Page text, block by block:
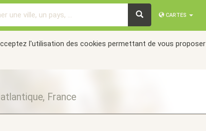
CARTES
l'utilisation des cookies permettant de vous proposer
France